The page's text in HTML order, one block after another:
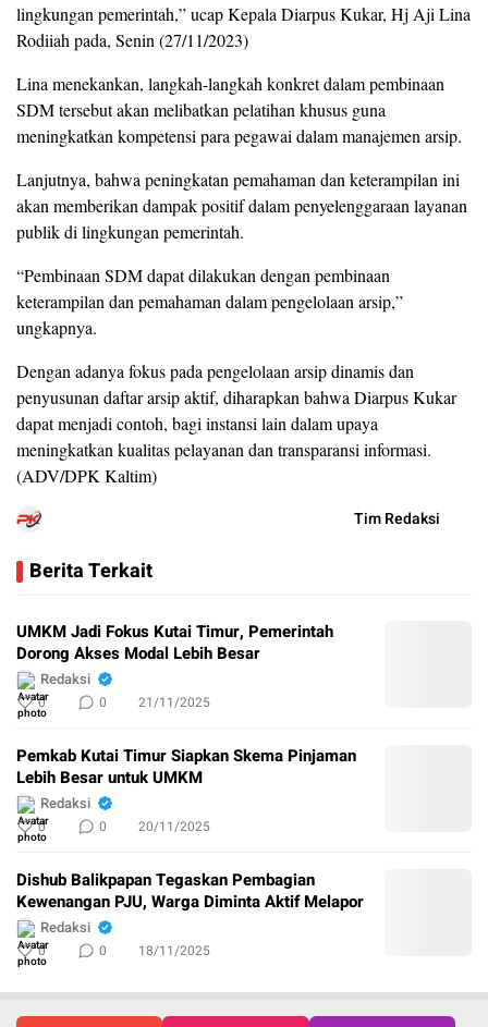
lingkungan pemerintah,” ucap Kepala Diarpus Kukar, Hj Aji Lina
Rodiiah pada, Senin (27/11/2023)
Lina menekankan, langkah-langkah konkret dalam pembinaan
SDM tersebut akan melibatkan pelatihan khusus guna
meningkatkan kompetensi para pegawai dalam manajemen arsip.
Lanjutnya, bahwa peningkatan pemahaman dan keterampilan ini
akan memberikan dampak positif dalam penyelenggaraan layanan
publik di lingkungan pemerintah.
“Pembinaan SDM dapat dilakukan dengan pembinaan
keterampilan dan pemahaman dalam pengelolaan arsip,”
ungkapnya.
Dengan adanya fokus pada pengelolaan arsip dinamis dan
penyusunan daftar arsip aktif, diharapkan bahwa Diarpus Kukar
dapat menjadi contoh, bagi instansi lain dalam upaya
meningkatkan kualitas pelayanan dan transparansi informasi.
(ADV/DPK Kaltim)
Tim Redaksi
Berita Terkait
UMKM Jadi Fokus Kutai Timur, Pemerintah
Dorong Akses Modal Lebih Besar
Redaksi
0 0 21/11/2025
Pemkab Kutai Timur Siapkan Skema Pinjaman
Lebih Besar untuk UMKM
Redaksi
0 0 20/11/2025
Dishub Balikpapan Tegaskan Pembagian
Kewenangan PJU, Warga Diminta Aktif Melapor
Redaksi
0 0 18/11/2025